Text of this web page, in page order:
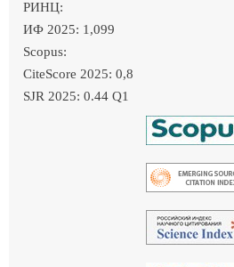
РИНЦ:
ИФ 2025: 1,099
Scopus:
CiteScore 2025: 0,8
SJR 2025: 0.44 Q1